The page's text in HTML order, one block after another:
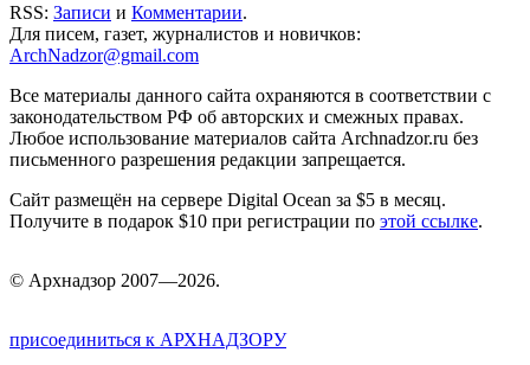
RSS: Записи и Комментарии.
Для писем, газет, журналистов и новичков:
ArchNadzor@gmail.com
Все материалы данного сайта охраняются в соответствии с
законодательством РФ об авторских и смежных правах.
Любое использование материалов сайта Archnadzor.ru без
письменного разрешения редакции запрещается.
Сайт размещён на сервере Digital Ocean за $5 в месяц.
Получите в подарок $10 при регистрации по этой ссылке.
© Архнадзор 2007—2026.
присоединиться к АРХНАДЗОРУ